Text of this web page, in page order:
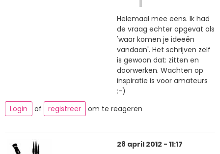
Helemaal mee eens. Ik had
de vraag echter opgevat als
'waar komen je ideeën
vandaan'. Het schrijven zelf
is gewoon dat: zitten en
doorwerken. Wachten op
inspiratie is voor amateurs
:-)
Login
of registreer om te reageren
28 april 2012 - 11:17